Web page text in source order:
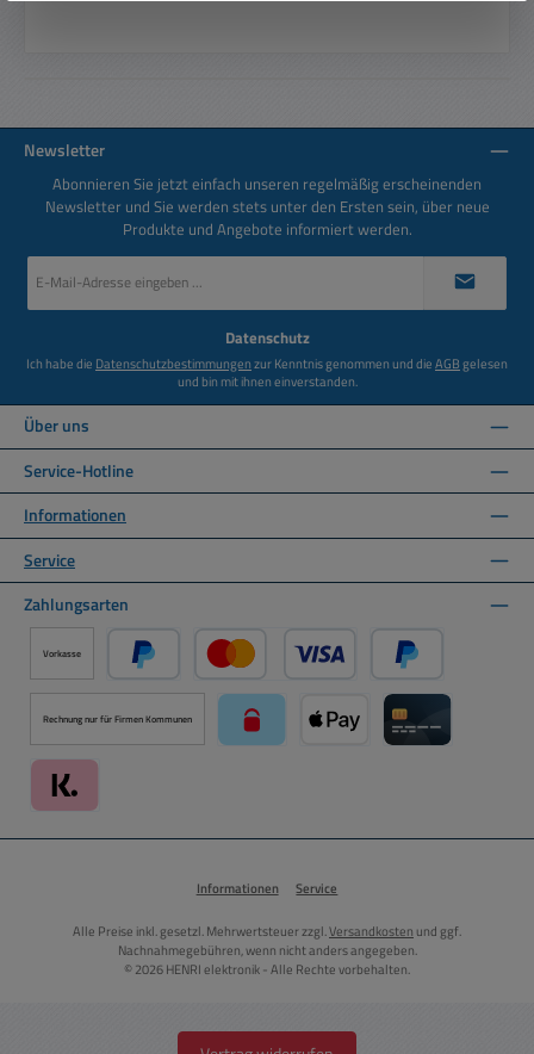
Newsletter
Abonnieren Sie jetzt einfach unseren regelmäßig erscheinenden
Newsletter und Sie werden stets unter den Ersten sein, über neue
Produkte und Angebote informiert werden.
Mail-
Datenschutz
Ich habe die Datenschutzbestimmungenzur Kenntnis genommen und dieAGBgelesen
und bin mit ihnen einverstanden.
Über uns
Service-Hotline
Informationen
Service
Zahlungsarten
Vorkasse
PayPal Kredit- oder Debitkarte über PayPal
Später Bezahlen
Rechnung nur für Firmen Kommunen
Informationen Service
Alle Preise inkl. gesetzl. Mehrwertsteuer zzgl.Versandkosten und ggf.
Nachnahmegebühren, wenn nicht anders angegeben.
© 2026 HENRI elektronik - Alle Rechte vorbehalten.